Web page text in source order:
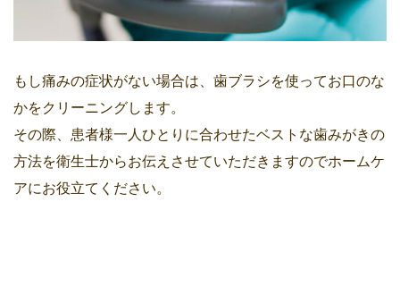
もし痛みの症状がない場合は、歯ブラシを使ってお口のな
かをクリーニングします。
その際、患者様一人ひとりに合わせたベストな歯みがきの
方法を衛生士からお伝えさせていただきますのでホームケ
アにお役立てください。